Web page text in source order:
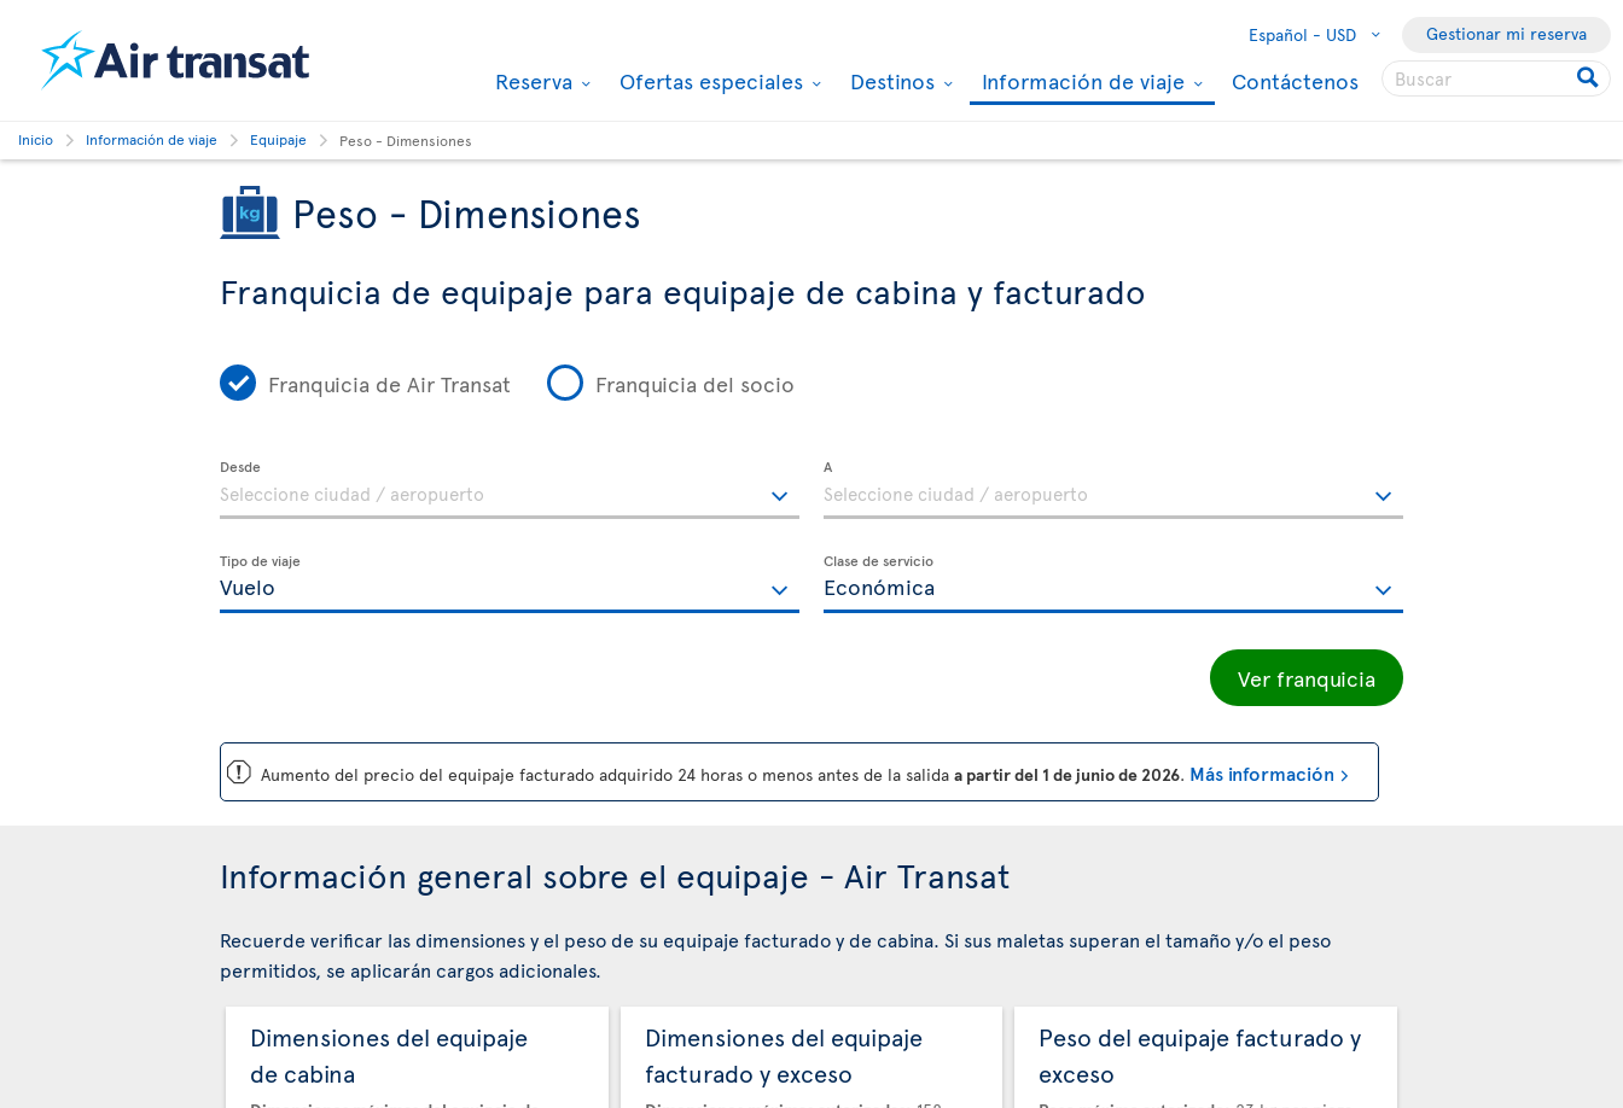
Español - USD Gestionar mi reserva
Reserva Ofertas especiales Destinos Información de viaje Contáctenos
Inicio Información de viaje Equipaje Peso - Dimensiones
Peso - Dimensiones
Franquicia de equipaje para equipaje de cabina y facturado
Franquicia de Air Transat Franquicia del socio
Desde A
Tipo de viaje Clase de servicio
Ver franquicia
ü Aumento del precio del equipaje facturado adquirido 24 horas o menos antes de la salida a partir del 1 de junio de 2026. Más información
Información general sobre el equipaje - Air Transat
Recuerde verificar las dimensiones y el peso de su equipaje facturado y de cabina. Si sus maletas superan el tamaño y/o el peso
permitidos, se aplicarán cargos adicionales.
Dimensiones del equipaje
de cabina
Dimensiones del equipaje
facturado y exceso
Peso del equipaje facturado y
exceso